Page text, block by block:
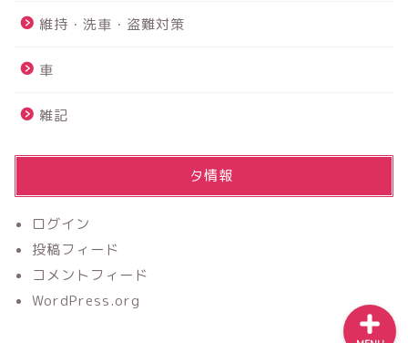
維持・洗車・盗難対策
車
雑記
メタ情報
ログイン
投稿フィード
コメントフィード
WordPress.org
ビュー